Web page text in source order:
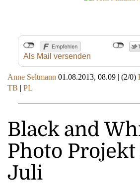
Als Mail versenden
Anne Seltmann 01.08.2013, 08.09 | (2/0)
TB | PL
Black and
Photo Projekt
Juli